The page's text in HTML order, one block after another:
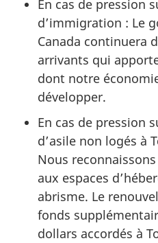
En cas de pression
d’immigration : Le
Canada continuera
arrivants qui
dont notre
développer.
En cas de pression
d’asile non logés à
Nous
aux espaces
abrisme. Le
fonds
dollars accordés à